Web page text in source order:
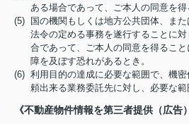
ある場合であって、ご本人の同意を得
(5) 国の機関もしくは地方公共団体、ま
法令の定める事務を遂行することに
合であって、ご本人の同意を得るこ
障を及ぼす恐れがあるとき。
(6) 利用目的の達成に必要な範囲で、機
頼出来る業務委託先に対し、必要な範
《不動産物件情報を第三者提供（広告